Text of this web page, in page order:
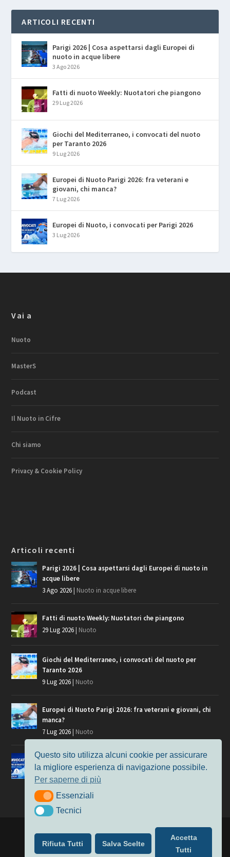
ARTICOLI RECENTI
Parigi 2026 | Cosa aspettarsi dagli Europei di
nuoto in acque libere
3 Ago 2026
Fatti di nuoto Weekly: Nuotatori che piangono
29 Lug 2026
Giochi del Mediterraneo, i convocati del nuoto
per Taranto 2026
9 Lug 2026
Europei di Nuoto Parigi 2026: fra veterani e
giovani, chi manca?
7 Lug 2026
Europei di Nuoto, i convocati per Parigi 2026
3 Lug 2026
Vai a
Nuoto
MasterS
Podcast
Il Nuoto in Cifre
Chi siamo
Privacy & Cookie Policy
Articoli recenti
Parigi 2026 | Cosa aspettarsi dagli Europei di nuoto in
acque libere
3 Ago 2026| Nuoto in acque libere
Fatti di nuoto Weekly: Nuotatori che piangono
29 Lug 2026| Nuoto
Giochi del Mediterraneo, i convocati del nuoto per
Taranto 2026
9 Lug 2026| Nuoto
Europei di Nuoto Parigi 2026: fra veterani e giovani, chi
manca?
7 Lug 2026| Nuoto
Europei di Nuoto, i convocati per Parigi 2026
3 Lug 2026|Nuoto
| Alimentato da
Nuoto
MasterS Podcast Il Nuoto in Cifre
Questo sito utilizza alcuni cookie per assicurare
la migliore esperienza di navigazione possibile.
Per saperne di più
EssenzialiEssenziali
TecniciTecnici
Rifiuta Tutti Salva Scelte
Accetta
Tutti